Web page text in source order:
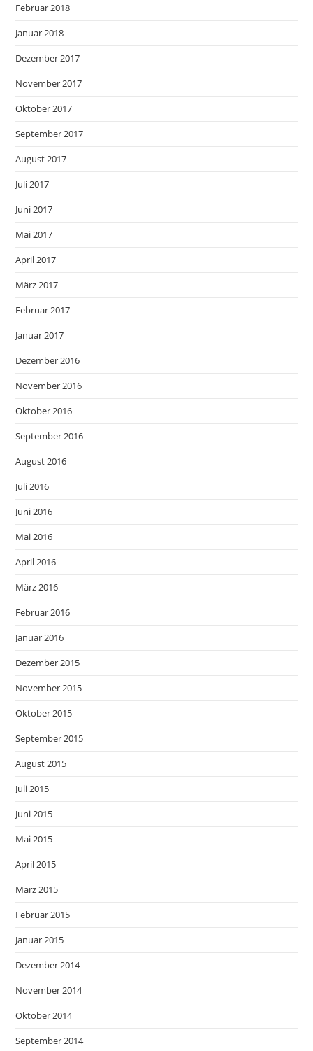
Februar 2018
Januar 2018
Dezember 2017
November 2017
Oktober 2017
September 2017
August 2017
Juli 2017
Juni 2017
Mai 2017
April 2017
März 2017
Februar 2017
Januar 2017
Dezember 2016
November 2016
Oktober 2016
September 2016
August 2016
Juli 2016
Juni 2016
Mai 2016
April 2016
März 2016
Februar 2016
Januar 2016
Dezember 2015
November 2015
Oktober 2015
September 2015
August 2015
Juli 2015
Juni 2015
Mai 2015
April 2015
März 2015
Februar 2015
Januar 2015
Dezember 2014
November 2014
Oktober 2014
September 2014